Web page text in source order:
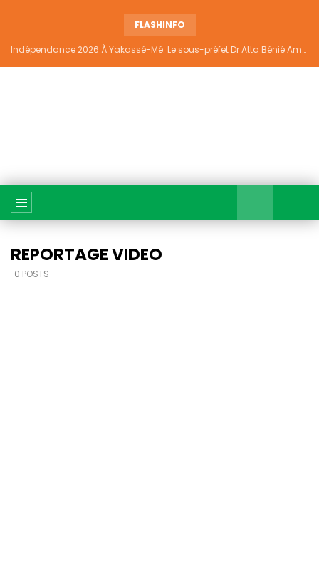
FLASHINFO
Indépendance 2026 À Yakassé-Mé: Le sous-préfet Dr Atta Bénié Amédé appelle à l’unité, à la sécurité et au développement
REPORTAGE VIDEO
0 POSTS